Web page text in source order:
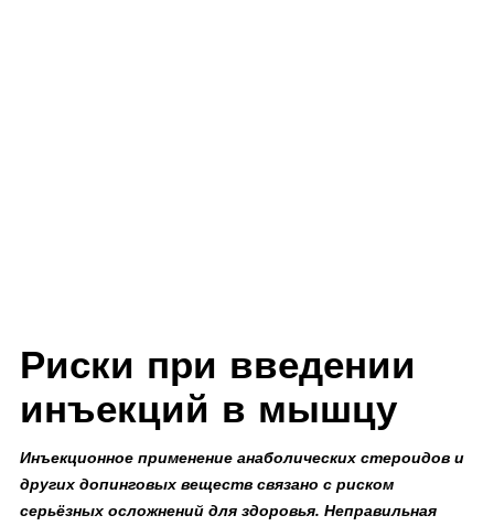
Риски при введении
инъекций в мышцу
Инъекционное применение анаболических стероидов и
других допинговых веществ связано с риском
серьёзных осложнений для здоровья. Неправильная